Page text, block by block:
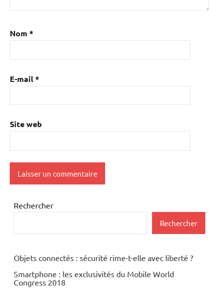
Nom *
E-mail*
Site web
Rechercher
Rechercher
Objets connectés : sécurité rime-t-elle avec liberté ?
Smartphone : les exclusivités du Mobile World
Congress 2018